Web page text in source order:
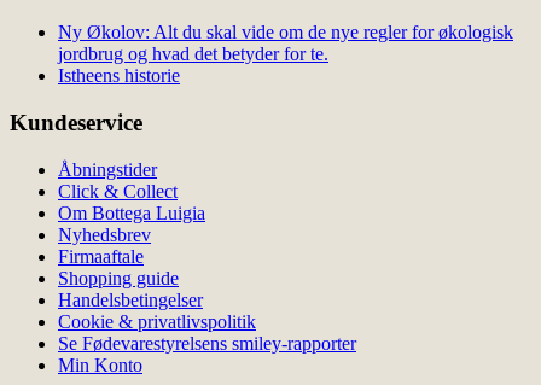
Ny Økolov: Alt du skal vide om de nye regler for økologisk
jordbrug og hvad det betyder for te.
Istheens historie
Kundeservice
Åbningstider
Click & Collect
Om Bottega Luigia
Nyhedsbrev
Firmaaftale
Shopping guide
Handelsbetingelser
Cookie & privatlivspolitik
Se Fødevarestyrelsens smiley-rapporter
Min Konto